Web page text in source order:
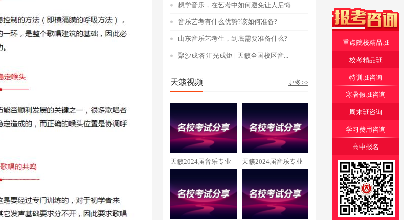
想学音乐，在艺考中如何避免让人后悔...
音乐艺考有什么优势?该如何准备?
山东音乐艺考生，到底需要准备什么?
聚沙成塔 汇光成炬 | 天籁全国校区音...
天籁视频 更多>>
天籁2024届音乐专业
录取
天籁2024届音乐专业
录取
重点院校精品班
校考精品班
特训班咨询
寒暑假班咨询
周末班咨询
学习费用咨询
高中报名